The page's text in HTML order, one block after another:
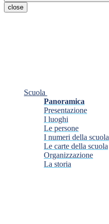
close
Scuola
Panoramica
Presentazione
I luoghi
Le persone
I numeri della scuola
Le carte della scuola
Organizzazione
La storia